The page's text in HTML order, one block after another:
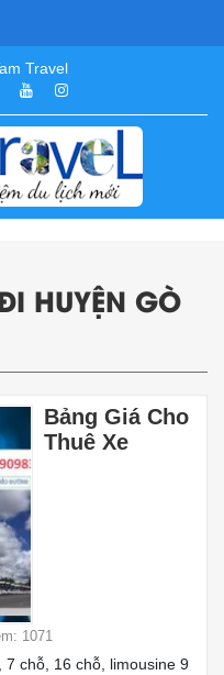
Travel
HUYỆN GÒ
Bảng Giá Cho
Thuê Xe
1071
7 chỗ, 16 chỗ, limousine 9